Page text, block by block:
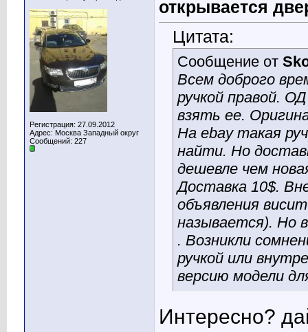
Регистрация: 27.09.2012
Адрес: Москва Западный округ
Сообщений: 227
открывается
Цитата:
Сообщение от
Всем доброго
ручкой правой.
взять ее.
На ebay такая
найти. Но
дешевле чем
Доставка 10$.
объявления
называется). Но
. Возникли
ручкой или
версию модели
Интересно?